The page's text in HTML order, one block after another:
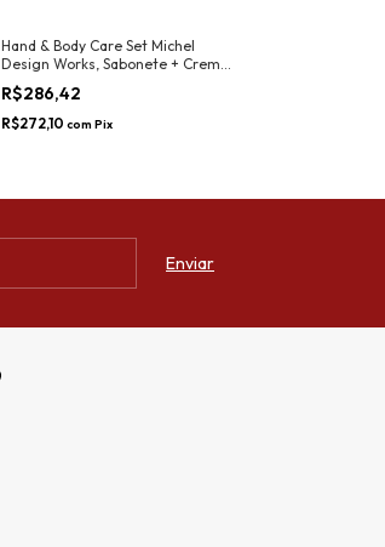
Hand & Body Care Set Michel
Design Works, Sabonete + Creme
+ Bucha - Lemon Basil
R$286,42
R$272,10 com Pix